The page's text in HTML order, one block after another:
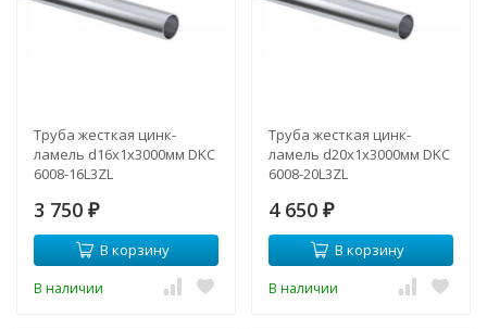
Труба жесткая цинк-
ламель d16x1x3000мм DKC
6008-16L3ZL
3 750 ₽
В корзину
В наличии
Труба жесткая цинк-
ламель d20x1x3000мм DKC
6008-20L3ZL
4 650 ₽
В корзину
В наличии